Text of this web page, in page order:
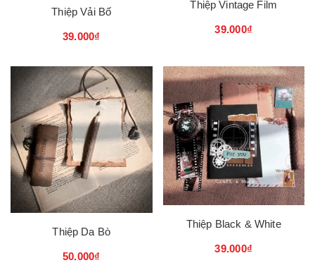
Thiệp Vải Bố
39.000₫
Thiệp Vintage Film
39.000₫
Thiệp Da Bò
50.000₫
Thiệp Black & White
39.000₫